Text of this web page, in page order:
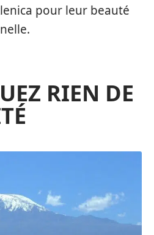
pour leur beauté
RIEN DE